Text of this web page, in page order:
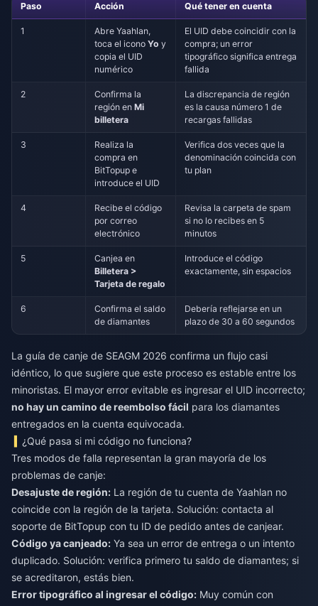
Paso Acción Qué tener en cuenta
1
Abre Yaahlan,
toca el iconoYo y
copia el UID
numérico
El UID debe coincidir con la
compra; un error
tipográfico significa entrega
fallida
2
Confirma la
región enMi
billetera
La discrepancia de región
es la causa número 1 de
recargas fallidas
3
Realiza la
compra en
BitTopup e
introduce el UID
Verifica dos veces que la
denominación coincida con
tu plan
4
Recibe el código
por correo
electrónico
Revisa la carpeta de spam
si no lo recibes en 5
minutos
5
Canjea en
Billetera >
Tarjeta de regalo
Introduce el código
exactamente, sin espacios
6
Confirma el saldo
de diamantes
Debería reflejarse en un
plazo de 30 a 60 segundos
La guía de canje de SEAGM 2026 confirma un flujo casi
idéntico, lo que sugiere que este proceso es estable entre los
minoristas. El mayor error evitable es ingresar el UID incorrecto;
no hay un camino de reembolso fácil para los diamantes
entregados en la cuenta equivocada.
¿Qué pasa si mi código no funciona?
Tres modos de falla representan la gran mayoría de los
problemas de canje:
Desajuste de región: La región de tu cuenta de Yaahlan no
coincide con la región de la tarjeta. Solución: contacta al
soporte de BitTopup con tu ID de pedido antes de canjear.
Código ya canjeado: Ya sea un error de entrega o un intento
duplicado. Solución: verifica primero tu saldo de diamantes; si
se acreditaron, estás bien.
Error tipográfico al ingresar el código: Muy común con